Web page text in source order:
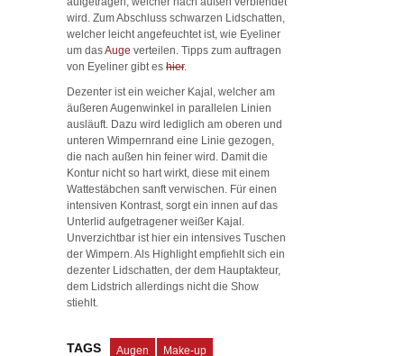
wird. Zum Abschluss schwarzen Lidschatten,
welcher leicht angefeuchtet ist, wie Eyeliner
um dasAuge verteilen. Tipps zum auftragen
von Eyeliner gibt es hier.
Dezenter ist ein weicher Kajal, welcher am
äußeren Augenwinkel in parallelen Linien
ausläuft. Dazu wird lediglich am oberen und
unteren Wimpernrand eine Linie gezogen,
die nach außen hin feiner wird. Damit die
Kontur nicht so hart wirkt, diese mit einem
Wattestäbchen sanft verwischen. Für einen
intensiven Kontrast, sorgt ein innen auf das
Unterlid aufgetragener weißer Kajal.
Unverzichtbar ist hier ein intensives Tuschen
der Wimpern. Als Highlight empfiehlt sich ein
dezenter Lidschatten, der dem Hauptakteur,
dem Lidstrich allerdings nicht die Show
stiehlt.
TAGS Augen Make-up